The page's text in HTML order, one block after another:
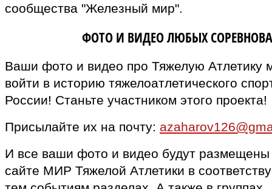
сообщества "Железный мир".
ФОТО И ВИДЕО ЛЮБЫХ
Ваши фото и видео про Тяжелую Атлетику
войти в историю тяжелоатлетического
России! Станьте участником этого проекта!
Присылайте их на почту:
И все ваши фото и видео будут размещены
сайте МИР Тяжелой Атлетики в